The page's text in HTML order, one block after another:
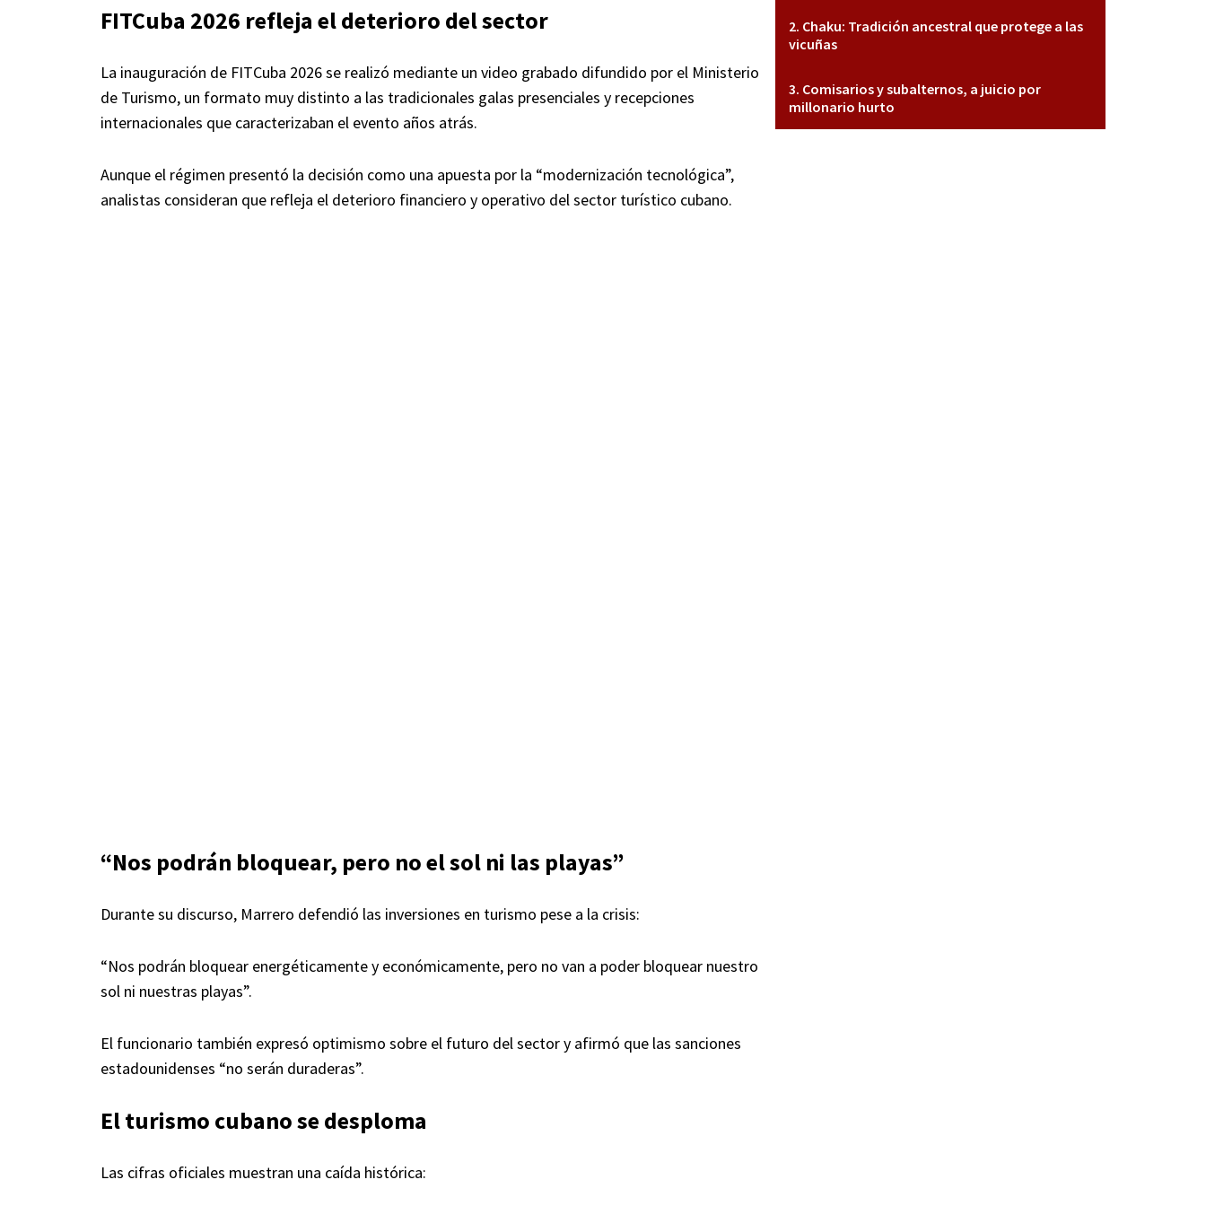
FITCuba 2026 refleja el deterioro del sector
La inauguración de FITCuba 2026 se realizó mediante un video grabado difundido por el Ministerio
de Turismo, un formato muy distinto a las tradicionales galas presenciales y recepciones
internacionales que caracterizaban el evento años atrás.
Aunque el régimen presentó la decisión como una apuesta por la “modernización tecnológica”,
analistas consideran que refleja el deterioro financiero y operativo del sector turístico cubano.
“Nos podrán bloquear, pero no el sol ni las playas”
Durante su discurso, Marrero defendió las inversiones en turismo pese a la crisis:
“Nos podrán bloquear energéticamente y económicamente, pero no van a poder bloquear nuestro
sol ni nuestras playas”.
El funcionario también expresó optimismo sobre el futuro del sector y afirmó que las sanciones
estadounidenses “no serán duraderas”.
El turismo cubano se desploma
Las cifras oficiales muestran una caída histórica:
Chaku: Tradición ancestral que protege a las
vicuñas
Comisarios y subalternos, a juicio por
millonario hurto